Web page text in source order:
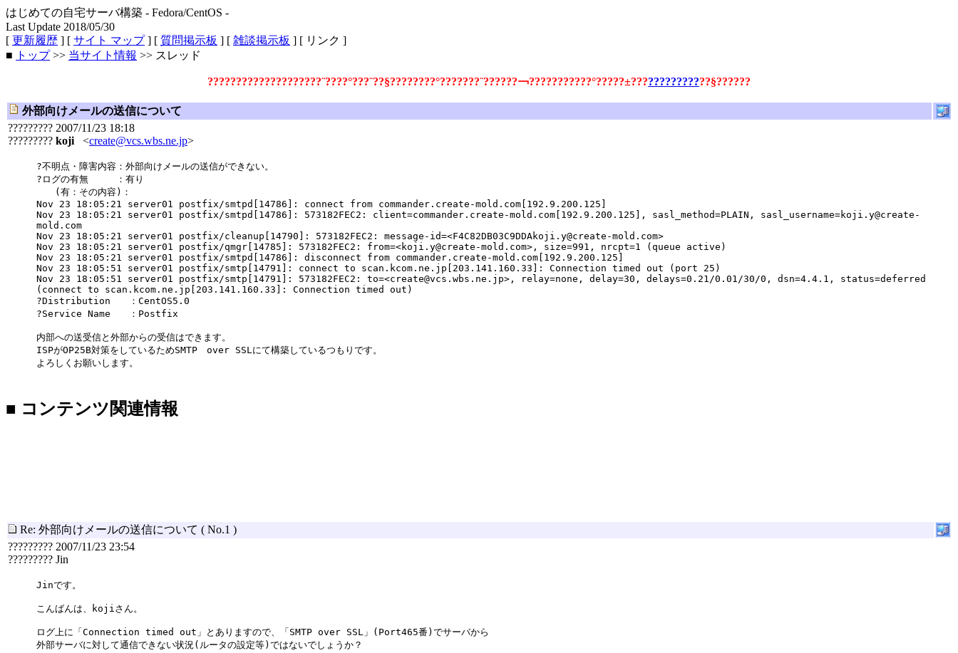
はじめての自宅サーバ構築 - Fedora/CentOS -
Last Update 2018/05/30
[ 更新履歴 ] [ サイト マップ] [ 質問掲示板 ] [ 雑談掲示板 ] [ リンク ]
■
トップ>> 当サイト情報 >> スレッド
????????????????????¨????°???¨??§????????°???????¨??????￢???????????°?????±??????????????§??????
外部向けメールの送信について
????????? 2007/11/23 18:18
????????? koji <create@vcs.wbs.ne.jp>
?不明点・障害内容：外部向けメールの送信ができない。
?ログの有無 ：有り
(有：その内容)：
Nov 23 18:05:21 server01 postfix/smtpd[14786]: connect from commander.create-mold.com[192.9.200.125]
Nov 23 18:05:21 server01 postfix/smtpd[14786]: 573182FEC2: client=commander.create-mold.com[192.9.200.125], sasl_method=PLAIN, sasl_username=koji.y@create-
mold.com
Nov 23 18:05:21 server01 postfix/cleanup[14790]: 573182FEC2: message-id=<F4C82DB03C9DDAkoji.y@create-mold.com>
Nov 23 18:05:21 server01 postfix/qmgr[14785]: 573182FEC2: from=<koji.y@create-mold.com>, size=991, nrcpt=1 (queue active)
Nov 23 18:05:21 server01 postfix/smtpd[14786]: disconnect from commander.create-mold.com[192.9.200.125]
Nov 23 18:05:51 server01 postfix/smtp[14791]: connect to scan.kcom.ne.jp[203.141.160.33]: Connection timed out (port 25)
Nov 23 18:05:51 server01 postfix/smtp[14791]: 573182FEC2: to=<create@vcs.wbs.ne.jp>, relay=none, delay=30, delays=0.21/0.01/30/0, dsn=4.4.1, status=deferred
(connect to scan.kcom.ne.jp[203.141.160.33]: Connection timed out)
?Distribution ：CentOS5.0
?Service Name ：Postfix
内部への送受信と外部からの受信はできます。
ISPがOP25B対策をしているためSMTP over SSLにて構築しているつもりです。
よろしくお願いします。
■ コンテンツ関連情報
Re: 外部向けメールの送信について ( No.1 )
????????? 2007/11/23 23:54
????????? Jin
Jinです。
こんばんは、kojiさん。
ログ上に「Connection timed out」とありますので、「SMTP over SSL」(Port465番)でサーバから
外部サーバに対して通信できない状況(ルータの設定等)ではないでしょうか？